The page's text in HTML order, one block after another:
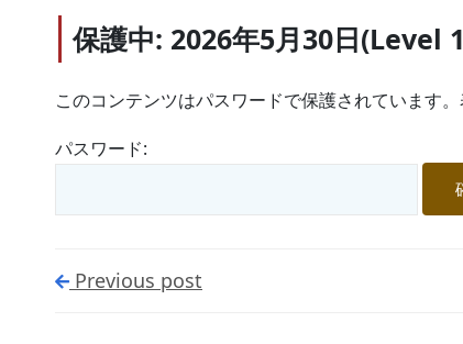
保護中: 2026年5月30日(Level
このコンテンツはパスワードで保護されています
パスワード:
Previous post